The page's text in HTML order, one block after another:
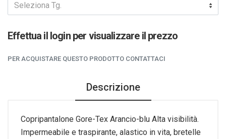
Seleziona Tg.
Effettua il login per visualizzare il prezzo
PER ACQUISTARE QUESTO PRODOTTO CONTATTACI
Descrizione
Copripantalone Gore-Tex Arancio-blu Alta visibilità.
Impermeabile e traspirante, alastico in vita, bretelle